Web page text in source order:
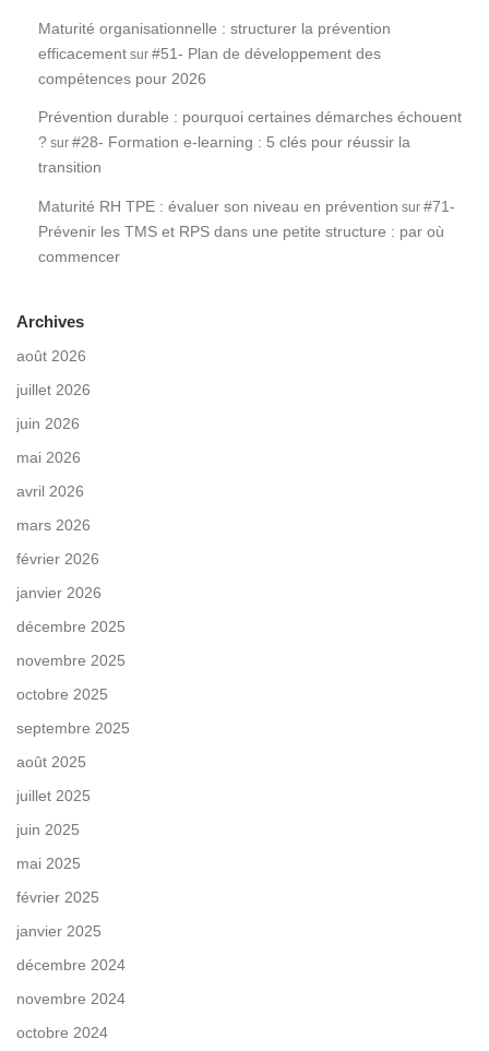
Maturité organisationnelle : structurer la prévention
efficacement sur #51- Plan de développement des
compétences pour 2026
Prévention durable : pourquoi certaines démarches échouent
? sur #28- Formation e-learning : 5 clés pour réussir la
transition
Maturité RH TPE : évaluer son niveau en prévention sur #71-
Prévenir les TMS et RPS dans une petite structure : par où
commencer
Archives
août 2026
juillet 2026
juin 2026
mai 2026
avril 2026
mars 2026
février 2026
janvier 2026
décembre 2025
novembre 2025
octobre 2025
septembre 2025
août 2025
juillet 2025
juin 2025
mai 2025
février 2025
janvier 2025
décembre 2024
novembre 2024
octobre 2024